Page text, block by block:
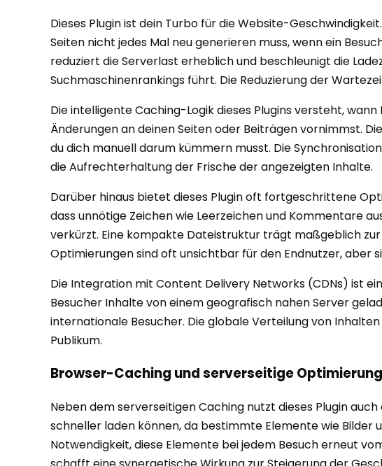
Dieses Plugin ist dein Turbo für die Website-
Seiten nicht jedes Mal neu generieren muss, wenn ein
reduziert die Serverlast erheblich und beschleunigt die
Suchmaschinenrankings führt. Die Reduzierung der
Die intelligente Caching-Logik dieses Plugins versteht,
Änderungen an deinen Seiten oder Beiträgen vornimmst.
du dich manuell darum kümmern musst. Die
die Aufrechterhaltung der Frische der angezeigten Inhalte.
Darüber hinaus bietet dieses Plugin oft fortgeschrittene
dass unnötige Zeichen wie Leerzeichen und Kommentare
verkürzt. Eine kompakte Dateistruktur trägt maßgeblich zur
Optimierungen sind oft unsichtbar für den Endnutzer, aber
Die Integration mit Content Delivery Networks (CDNs) ist
Besucher Inhalte von einem geografisch nahen Server
internationale Besucher. Die globale Verteilung von
Publikum.
Browser-Caching und serverseitige
Neben dem serverseitigen Caching nutzt dieses Plugin
schneller laden können, da bestimmte Elemente wie Bilder
Notwendigkeit, diese Elemente bei jedem Besuch erneut